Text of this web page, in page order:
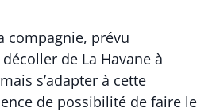
compagnie, prévu
de La Havane à
s’adapter à cette
de possibilité de faire le